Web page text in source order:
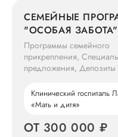
СЕМЕЙНЫЕ
"ОСОБАЯ ЗАБОТА"
Программы семейного
прикрепления,
предложения, Депозиты
Клинический госпиталь
«Мать и дитя»
ОТ 300 000 ₽